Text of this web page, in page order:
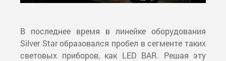
В последнее время в линейке оборудования
Silver Star образовался пробел в сегменте таких
световых приборов, как LED BAR. Решая эту